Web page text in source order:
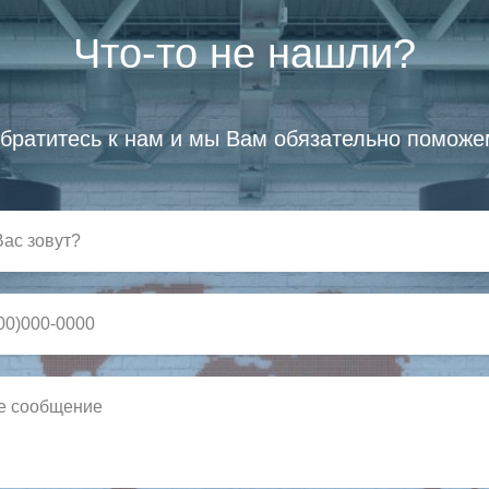
Что-то не нашли?
к нам и мы Вам обязательно